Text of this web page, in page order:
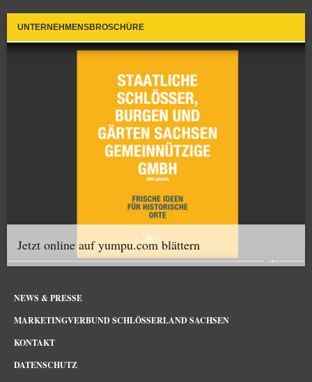
UNTERNEHMENSBROSCHÜRE
Jetzt online auf yumpu.com blättern
NEWS & PRESSE
MARKETINGVERBUND SCHLÖSSERLAND SACHSEN
KONTAKT
DATENSCHUTZ